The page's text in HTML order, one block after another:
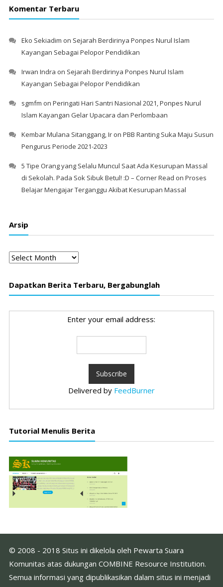
Komentar Terbaru
Eko Sekiadim on Sejarah Berdirinya Ponpes Nurul Islam
Kayangan Sebagai Pelopor Pendidikan
Irwan Indra on Sejarah Berdirinya Ponpes Nurul Islam
Kayangan Sebagai Pelopor Pendidikan
sgmfm on Peringati Hari Santri Nasional 2021, Ponpes Nurul
Islam Kayangan Gelar Upacara dan Perlombaan
Kembar Mulana Sitanggang, Iron PBB Ranting Suka Maju Susun
Pengurus Periode 2021-2023
5 Tipe Orang yang Selalu Muncul Saat Ada Kesurupan Massal
di Sekolah. Pada Sok Sibuk Betul! :D – Corner Read on Proses
Belajar Mengajar Terganggu Akibat Kesurupan Massal
Arsip
Arsip
Dapatkan Berita Terbaru, Bergabunglah
Enter your email address:
Delivered by FeedBurner
Tutorial Menulis Berita
© 2008 - 2018 Situs ini dikelola oleh Pewarta Suara
Komunitas atas dukungan COMBINE Resource Institution.
Semua informasi yang dipublikasikan dalam situs ini menjadi